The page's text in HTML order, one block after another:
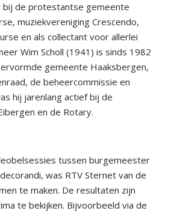
bij de protestantse gemeente
muziekvereniging Crescendo,
en als collectant voor allerlei
Wim Scholl (1941) is sinds 1982
gemeente Haaksbergen,
de beheercommissie en
hij jarenlang actief bij de
en de Rotary.
tussen burgemeester
was RTV Sternet van de
te maken. De resultaten zijn
te bekijken. Bijvoorbeeld via de